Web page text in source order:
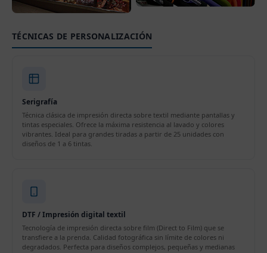
TÉCNICAS DE PERSONALIZACIÓN
Serigrafía
Técnica clásica de impresión directa sobre textil mediante pantallas y
tintas especiales. Ofrece la máxima resistencia al lavado y colores
vibrantes. Ideal para grandes tiradas a partir de 25 unidades con
diseños de 1 a 6 tintas.
DTF / Impresión digital textil
Tecnología de impresión directa sobre film (Direct to Film) que se
transfiere a la prenda. Calidad fotográfica sin límite de colores ni
degradados. Perfecta para diseños complejos, pequeñas y medianas